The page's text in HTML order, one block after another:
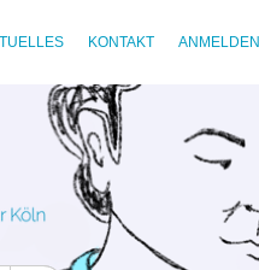
KONTAKT ANMELDEN